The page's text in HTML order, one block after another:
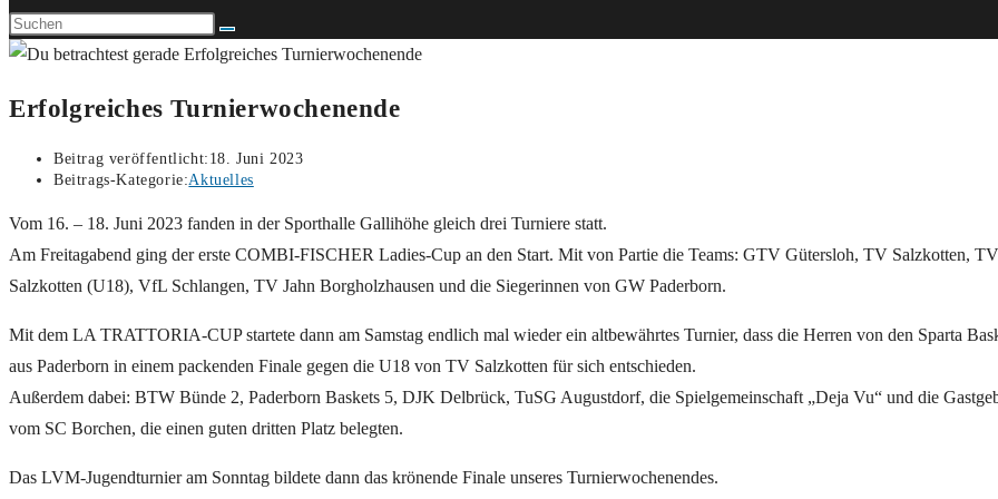
Erfolgreiches Turnierwochenende
Beitrag veröffentlicht: 18. Juni 2023
Beitrags-Kategorie:Aktuelles
Vom 16. – 18. Juni 2023 fanden in der Sporthalle Gallihöhe gleich drei Turniere statt.
Am Freitagabend ging der erste COMBI-FISCHER Ladies-Cup an den Start. Mit von Partie die Teams: GTV Gütersloh, TV Salzkotten, TV
Salzkotten (U18), VfL Schlangen, TV Jahn Borgholzhausen und die Siegerinnen von GW Paderborn.
Mit dem LA TRATTORIA-CUP startete dann am Samstag endlich mal wieder ein altbewährtes Turnier, dass die Herren von den Sparta
aus Paderborn in einem packenden Finale gegen die U18 von TV Salzkotten für sich entschieden.
Außerdem dabei: BTW Bünde 2, Paderborn Baskets 5, DJK Delbrück, TuSG Augustdorf, die Spielgemeinschaft „Deja Vu“ und die
vom SC Borchen, die einen guten dritten Platz belegten.
Das LVM-Jugendturnier am Sonntag bildete dann das krönende Finale unseres Turnierwochenendes.